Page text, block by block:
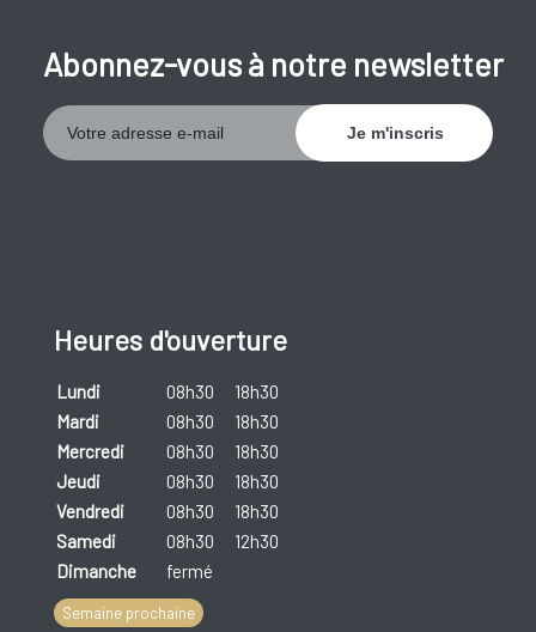
Abonnez-vous à notre newsletter
Heures d'ouverture
Lundi 08h30
18h30
Mardi
08h30
18h30
Mercredi
08h30
18h30
Jeudi
08h30
18h30
Vendredi
08h30
18h30
Samedi
08h30
12h30
Dimanche
fermé
Semaine prochaine